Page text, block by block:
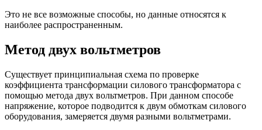
Это не все возможные способы, но данные относятся к
наиболее распространенным.
Метод двух вольтметров
Существует принципиальная схема по проверке
коэффициента трансформации силового трансформатора с
помощью метода двух вольтметров. При данном способе
напряжение, которое подводится к двум обмоткам силового
оборудования, замеряется двумя разными вольтметрами.